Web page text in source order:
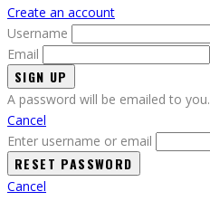
Create an account
Username
Email
A password will be emailed to you.
Cancel
Enter username or email
Cancel